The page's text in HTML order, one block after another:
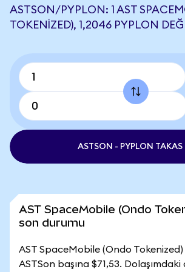
ASTSON/PYPLON: 1 AST
TOKENIZED), 1,2046 PYPLON
ASTSON - PYPLON TAKAS
AST SpaceMobile (Ondo
son durumu
AST SpaceMobile (Ondo
ASTSon başına $71,53. Dolaşımdaki